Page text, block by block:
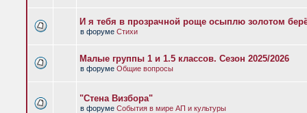
И я тебя в прозрачной роще осыплю золотом
в форуме Стихи
Малые группы 1 и 1.5 классов. Сезон 2025/2026
в форуме Общие вопросы
"Стена Визбора"
в форуме События в мире АП и культуры